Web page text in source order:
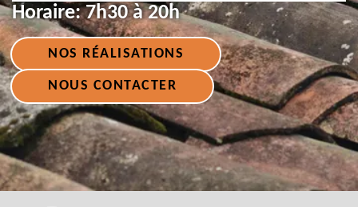
Horaire:7h30 à 20h
NOS RÉALISATIONS
NOUS CONTACTER